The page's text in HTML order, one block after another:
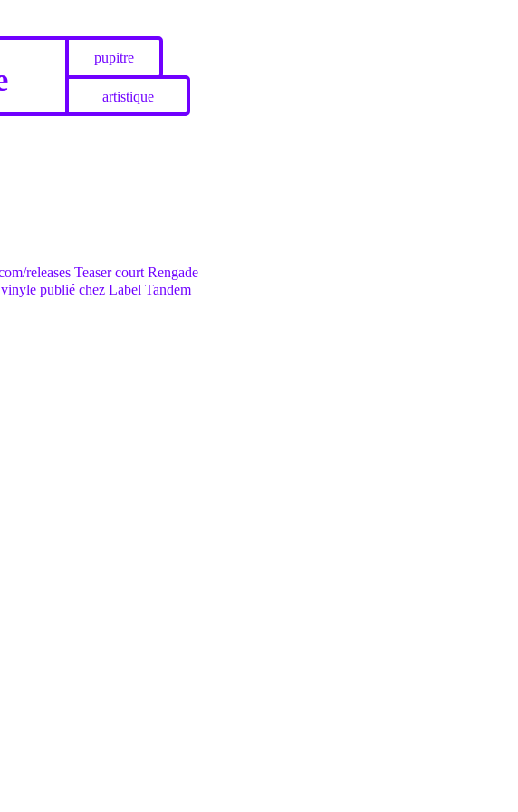
pupitre
artistique
releases Teaser court Rengade
publié chez Label Tandem